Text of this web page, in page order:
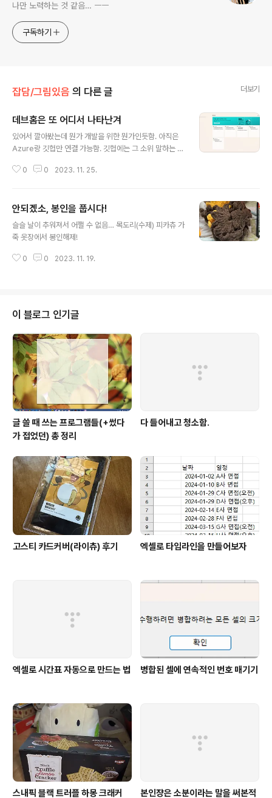
나만 노력하는 것 같음… ㅡㅡ
구독하기
잡담/그림있음 의 다른 글 더보기
데브홈은 또 어디서 나타난겨
있어서 깔아봤는데 뭔가 개발을 위한 뭔가인듯함. 아직은
Azure랑 깃헙만 연결 가능함. 깃헙에는 그 소위 말하는 잔
겠는데?
0 0 2023. 11. 25.
안되겠소, 봉인을 풉시다!
슬슬 날이 추워져서 어쩔 수 없음… 목도리(수제) 피카츄 가
죽 옷장에서 봉인해제!
0 0 2023. 11. 19.
이 블로그 인기글
글 쓸 때 쓰는 프로그램들(+썼다
가 접었던) 총 정리
다 들어내고 청소함.
고스티 카드커버(라이츄) 후기 엑셀로 타임라인을 만들어보자
엑셀로 시간표 자동으로 만드는 법 병합된 셀에 연속적인 번호 매기기
스내픽 블랙 트러플 하몽 크래커 본인쟝은 소분이라는 말을 써본적